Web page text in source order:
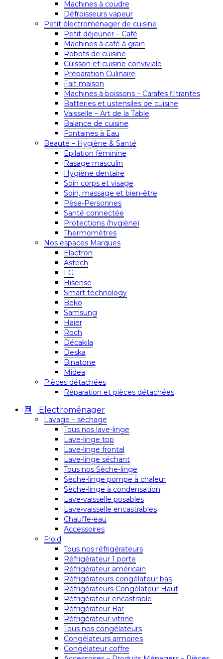
Machines à coudre
Défroisseurs vapeur
Petit électroménager de cuisine
Petit déjeuner – Café
Machines à café à grain
Robots de cuisine
Cuisson et cuisine conviviale
Préparation Culinaire
Fait maison
Machines à boissons – Carafes filtrantes
Batteries et ustensiles de cuisine
Vaisselle – Art de la Table
Balance de cuisine
Fontaines à Eau
Beauté – Hygiène & Santé
Epilation féminine
Rasage masculin
Hygiène dentaire
Soin corps et visage
Soin, massage et bien-être
Pèse-Personnes
Santé connectée
Protections (hygiène)
Thermomètres
Nos espaces Marques
Elactron
Astech
LG
Hisense
Smart technology
Beko
Samsung
Haier
Roch
Décakila
Deska
Binatone
Midea
Pièces détachées
Réparation et pièces détachées
Electroménager
Lavage – séchage
Tous nos lave-linge
Lave-linge top
Lave-linge frontal
Lave-linge séchant
Tous nos Sèche-linge
Sèche-linge pompe à chaleur
Sèche-linge à condensation
Lave-vaisselle posables
Lave-vaisselle encastrables
Chauffe-eau
Accessoires
Froid
Tous nos réfrigérateurs
Réfrigérateur 1 porte
Réfrigérateur américain
Réfrigérateurs congélateur bas
Réfrigérateurs Congélateur Haut
Réfrigérateur encastrable
Réfrigérateur Bar
Réfrigérateur vitrine
Tous nos congélateurs
Congélateurs armoires
Congélateur coffre